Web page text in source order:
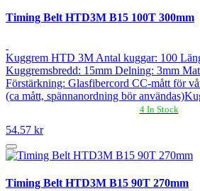
Timing Belt HTD3M B15 100T 300mm
Kuggrem HTD 3M Antal kuggar: 100
Kuggremsbredd: 15mm Delning: 3mm
Förstärkning: Glasfibercord CC-mått för
(ca mått, spännanordning bör
4 In Stock
54.57 kr
Timing Belt HTD3M B15 90T 270mm